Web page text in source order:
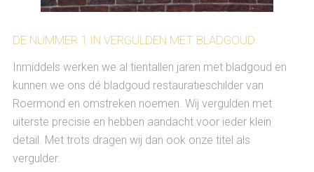
DE NUMMER 1 IN VERGULDEN MET BLADGOUD
Inmiddels werken we al tientallen jaren met bladgoud en
kunnen we ons dé bladgoud restauratieschilder van
Roermond en omstreken noemen. Wij vergulden met
uiterste precisie en hebben aandacht voor ieder klein
detail. Met trots dragen wij dan ook onze titel als
vergulder.